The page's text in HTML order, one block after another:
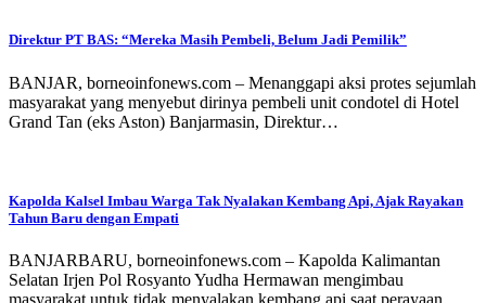
Direktur PT BAS: “Mereka Masih Pembeli, Belum Jadi Pemilik”
BANJAR, borneoinfonews.com – Menanggapi aksi protes sejumlah
masyarakat yang menyebut dirinya pembeli unit condotel di Hotel
Grand Tan (eks Aston) Banjarmasin, Direktur…
Kapolda Kalsel Imbau Warga Tak Nyalakan Kembang Api, Ajak Rayakan
Tahun Baru dengan Empati
BANJARBARU, borneoinfonews.com – Kapolda Kalimantan
Selatan Irjen Pol Rosyanto Yudha Hermawan mengimbau
masyarakat untuk tidak menyalakan kembang api saat perayaan